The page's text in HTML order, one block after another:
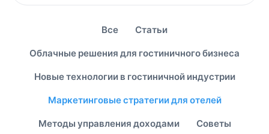
Все Статьи
Облачные решения для гостиничного бизнеса
Новые технологии в гостиничной индустрии
Маркетинговые стратегии для отелей
Методы управления доходами Советы